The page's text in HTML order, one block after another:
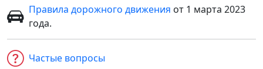
Правила дорожного движения от 1 марта 2023
года.
Частые вопросы